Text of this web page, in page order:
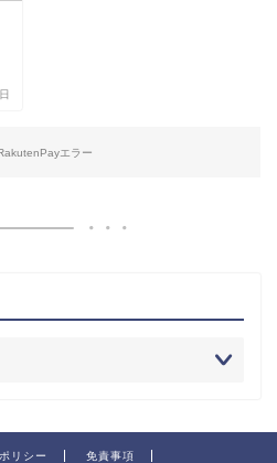
エラー
リシー 免責事項